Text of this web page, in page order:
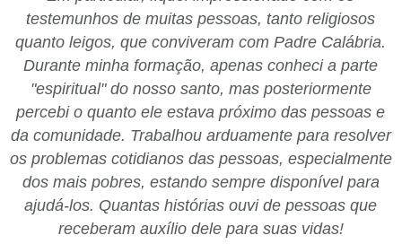
testemunhos de muitas pessoas, tanto religiosos
quanto leigos, que conviveram com Padre Calábria.
Durante minha formação, apenas conheci a parte
"espiritual" do nosso santo, mas posteriormente
percebi o quanto ele estava próximo das pessoas e
da comunidade. Trabalhou arduamente para resolver
os problemas cotidianos das pessoas, especialmente
dos mais pobres, estando sempre disponível para
ajudá-los. Quantas histórias ouvi de pessoas que
receberam auxílio dele para suas vidas!